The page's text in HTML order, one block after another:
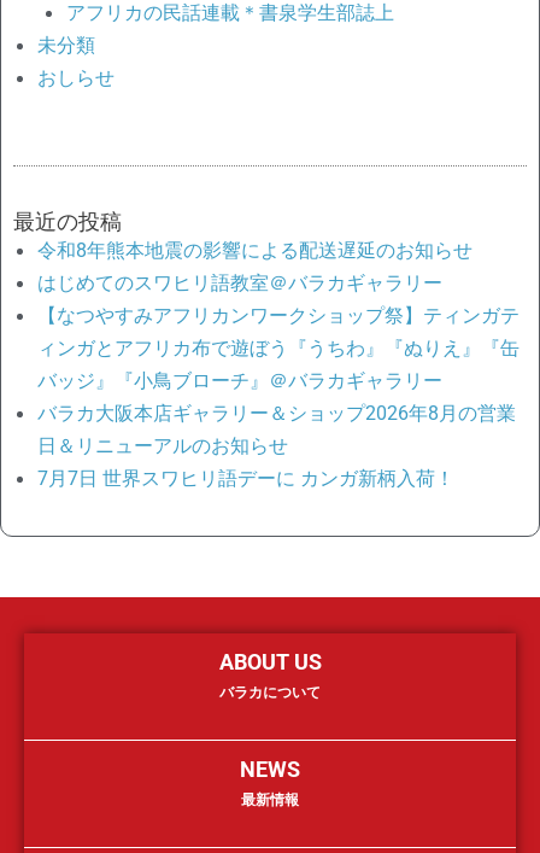
アフリカの民話連載＊書泉学生部誌上
未分類
おしらせ
最近の投稿
令和8年熊本地震の影響による配送遅延のお知らせ
はじめてのスワヒリ語教室＠バラカギャラリー
【なつやすみアフリカンワークショップ祭】ティンガテ
ィンガとアフリカ布で遊ぼう『うちわ』『ぬりえ』『缶
バッジ』『小鳥ブローチ』＠バラカギャラリー
バラカ大阪本店ギャラリー＆ショップ2026年8月の営業
日＆リニューアルのお知らせ
7月7日 世界スワヒリ語デーに カンガ新柄入荷！
ABOUT US
バラカについて
NEWS
最新情報